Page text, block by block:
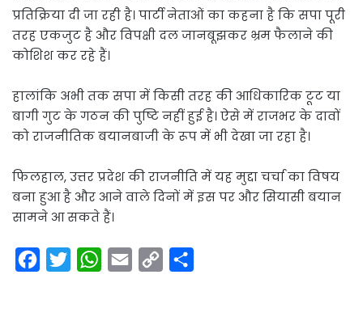
प्रतिक्रिया दी जा रही है। पार्टी नेताओं का कहना है कि सपा पूरी
तरह एकजुट है और विपक्षी दल जानबूझकर भ्रम फैलाने की
कोशिश कर रहे हैं।
हालांकि अभी तक सपा में किसी तरह की आधिकारिक टूट या
बागी गुट के गठन की पुष्टि नहीं हुई है। ऐसे में राजभर के दावों
को राजनीतिक बयानबाजी के रूप में भी देखा जा रहा है।
फिलहाल, उत्तर प्रदेश की राजनीति में यह मुद्दा चर्चा का विषय
बना हुआ है और आने वाले दिनों में इस पर और सियासी बयान
सामने आ सकते हैं।
W